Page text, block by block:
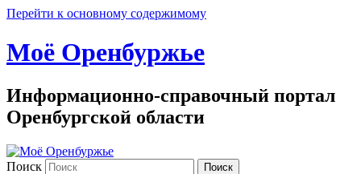
Перейти к основному содержимому
Моё Оренбуржье
Информационно-справочный портал
Оренбургской области
Поиск